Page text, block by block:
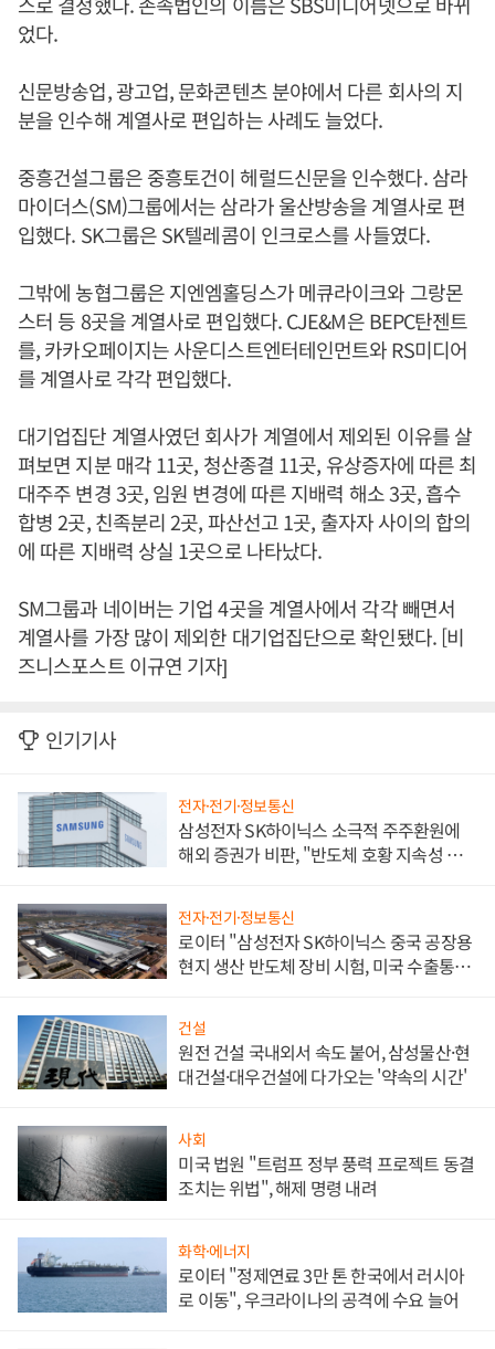
었다.
신문방송업, 광고업, 문화콘텐츠 분야에서 다른 회사의 지
분을 인수해 계열사로 편입하는 사례도 늘었다.
중흥건설그룹은 중흥토건이 헤럴드신문을 인수했다. 삼라
마이더스(SM)그룹에서는 삼라가 울산방송을 계열사로 편
입했다. SK그룹은 SK텔레콤이 인크로스를 사들였다.
그밖에 농협그룹은 지엔엠홀딩스가 메큐라이크와 그랑몬
스터 등 8곳을 계열사로 편입했다. CJE&M은 BEPC탄젠트
를, 카카오페이지는 사운디스트엔터테인먼트와 RS미디어
를 계열사로 각각 편입했다.
대기업집단 계열사였던 회사가 계열에서 제외된 이유를 살
펴보면 지분 매각 11곳, 청산종결 11곳, 유상증자에 따른 최
대주주 변경 3곳, 임원 변경에 따른 지배력 해소 3곳, 흡수
합병 2곳, 친족분리 2곳, 파산선고 1곳, 출자자 사이의 합의
에 따른 지배력 상실 1곳으로 나타났다.
SM그룹과 네이버는 기업 4곳을 계열사에서 각각 빼면서
계열사를 가장 많이 제외한 대기업집단으로 확인됐다. [비
즈니스포스트 이규연 기자]
인기기사
전자·전기·정보통신
삼성전자 SK하이닉스 소극적 주주환원에
해외 증권가 비판, "반도체 호황 지속성 의
전자·전기·정보통신
로이터 "삼성전자 SK하이닉스 중국 공장용
현지 생산 반도체 장비 시험, 미국 수출통제
건설
원전 건설 국내외서 속도 붙어, 삼성물산·현
대건설·대우건설에 다가오는 '약속의 시간'
사회
미국 법원 "트럼프 정부 풍력 프로젝트 동결
조치는 위법", 해제 명령 내려
화학·에너지
로이터 "정제연료 3만 톤 한국에서 러시아
로 이동", 우크라이나의 공격에 수요 늘어